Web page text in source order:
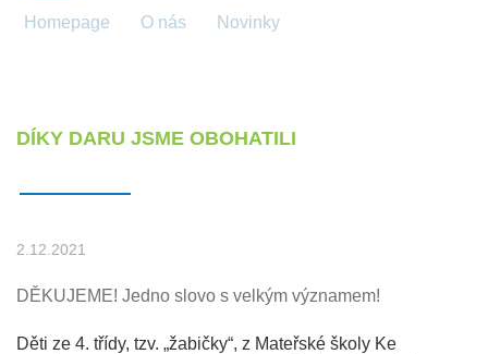
Homepage O nás Novinky
DÍKY DARU JSME OBOHATILI
2.12.2021
DĚKUJEME! Jedno slovo s velkým významem!
Děti ze 4. třídy, tzv. „žabičky“, z Mateřské školy Ke